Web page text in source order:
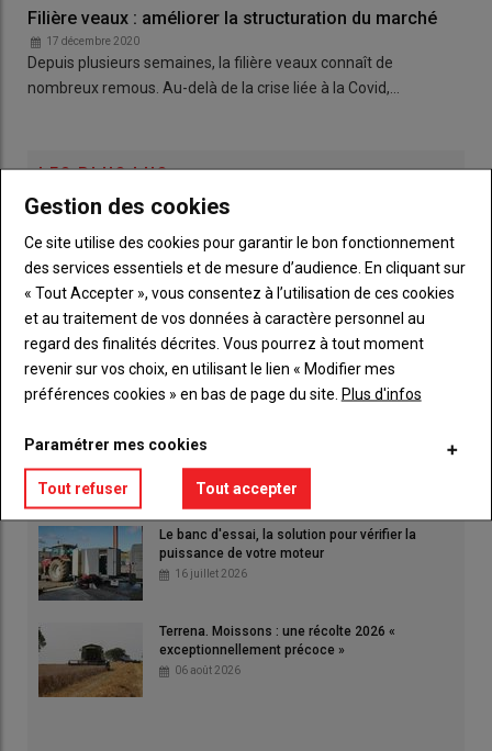
Filière veaux : améliorer la structuration du marché
17 décembre 2020
Depuis plusieurs semaines, la filière veaux connaît de
nombreux remous. Au-delà de la crise liée à la Covid,…
LES PLUS LUS
L'élite du tracto-cross s'invite à Terre en Fête
Bienvenue à la Ferme : la chèvrerie de la
Colmont est labellisée
Terre en Fête. « Tellement de choses à voir qu'il
Le banc d'essai, la solution pour vérifier la
puissance de votre moteur
16 juillet 2026
Terrena. Moissons : une récolte 2026 «
exceptionnellement précoce »
06 août 2026
Gestion des cookies
Ce site utilise des cookies pour garantir le bon fonctionnement
des services essentiels et de mesure d’audience. En cliquant sur
« Tout Accepter », vous consentez à l’utilisation de ces cookies
et au traitement de vos données à caractère personnel au
regard des finalités décrites. Vous pourrez à tout moment
revenir sur vos choix, en utilisant le lien « Modifier mes
préférences cookies » en bas de page du site. Plus d'infos
Paramétrer mes cookies
Tout refuser Tout accepter